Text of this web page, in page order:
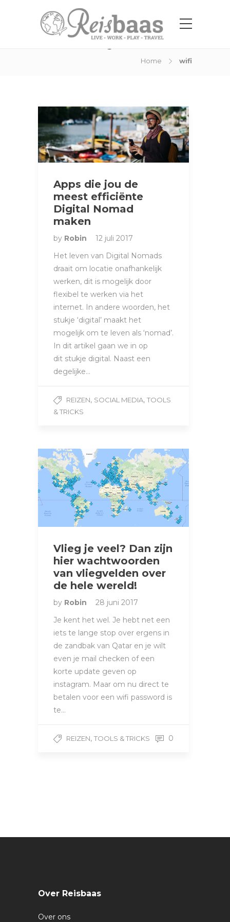
Home wifi
Apps die jou de
meest efficiënte
Digital Nomad
maken
by Robin
12 juli 2017
Het leven van Digital Nomads
draait om locatie onafhankelijk
werken, dit is mogelijk door
flexibel te werken via het
internet. In andere woorden, het
stukje ‘digital’ maakt het
mogelijk om te leven als ‘nomad’.
In dit artikel gaan we in op
dit stukje digital. Naast een
degelijke…
REIZEN, SOCIAL MEDIA, TOOLS
& TRICKS
Vlieg je veel? Dan zijn
hier wachtwoorden
van vliegvelden over
de hele wereld!
by Robin
28 juni 2017
Je kent het wel. Je hebt net een
iets te lange stop over ergens in
de zandbak van Qatar en je wilt
even je mail checken of een
korte update geven op
instagram. Maar om nu direct te
betalen voor een wifi password is
te…
REIZEN, TOOLS & TRICKS 0
Over Reisbaas
Over ons